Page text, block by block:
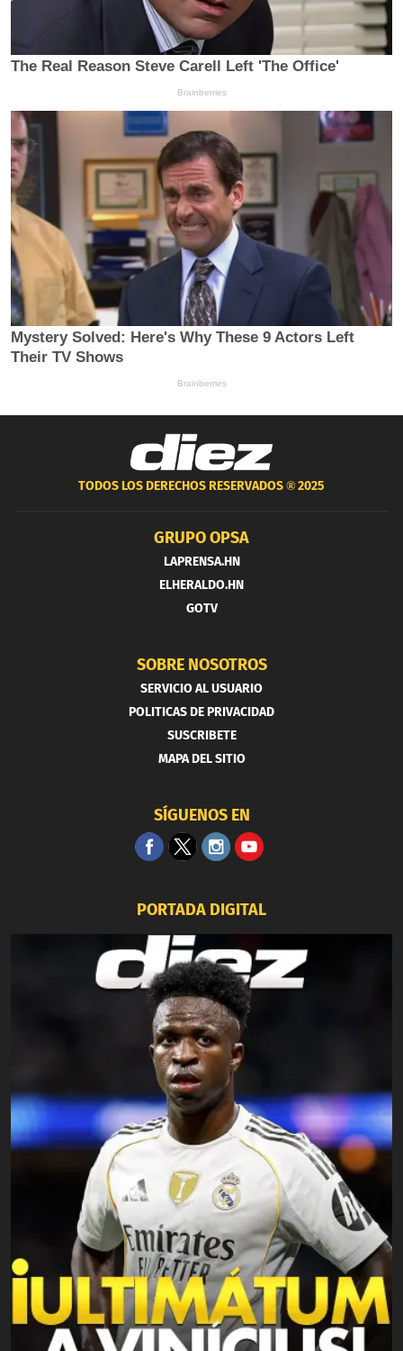
TODOS LOS DERECHOS RESERVADOS ®2025
GRUPO OPSA
LAPRENSA.HN
ELHERALDO.HN
GOTV
SOBRE NOSOTROS
SERVICIO AL USUARIO
POLITICAS DE PRIVACIDAD
SUSCRIBETE
MAPA DEL SITIO
SÍGUENOS EN
PORTADA DIGITAL